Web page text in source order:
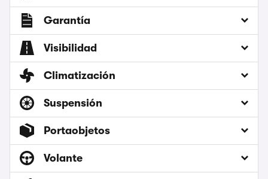
Garantía
Visibilidad
Climatización
Suspensión
Portaobjetos
Volante